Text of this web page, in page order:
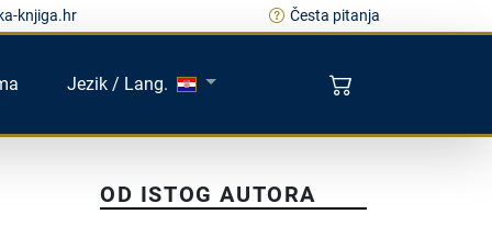
knjiga.hr Česta pitanja
Jezik / Lang.
OD ISTOG AUTORA